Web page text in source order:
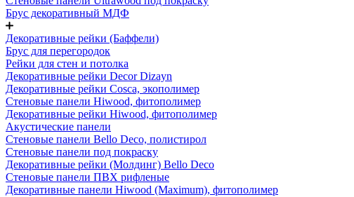
Брус декоративный МДФ
Декоративные рейки (Баффели)
Брус для перегородок
Рейки для стен и потолка
Декоративные рейки Decor Dizayn
Декоративные рейки Cosca, экополимер
Стеновые панели Hiwood, фитополимер
Декоративные рейки Hiwood, фитополимер
Акустические панели
Стеновые панели Bello Deco, полистирол
Стеновые панели под покраску
Декоративные рейки (Молдинг) Bello Deco
Стеновые панели ПВХ рифленые
Декоративные панели Hiwood (Maximum), фитополимер